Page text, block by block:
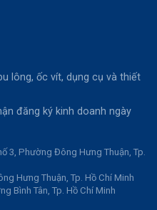
lông, ốc vít, dụng cụ và thiết
đăng ký kinh doanh ngày
3, Phường Đông Hưng Thuận, Tp.
Hưng Thuận, Tp. Hồ Chí Minh
Bình Tân, Tp. Hồ Chí Minh